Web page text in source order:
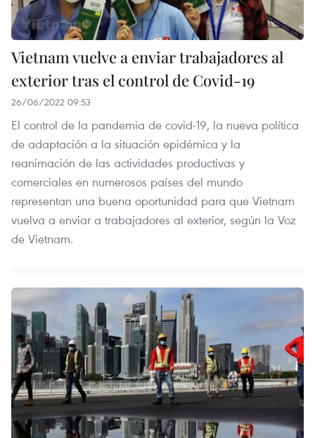
Vietnam vuelve a enviar trabajadores al
exterior tras el control de Covid-19
26/06/2022 09:53
El control de la pandemia de covid-19, la nueva política
de adaptación a la situación epidémica y la
reanimación de las actividades productivas y
comerciales en numerosos países del mundo
representan una buena oportunidad para que Vietnam
vuelva a enviar a trabajadores al exterior, según la Voz
de Vietnam.